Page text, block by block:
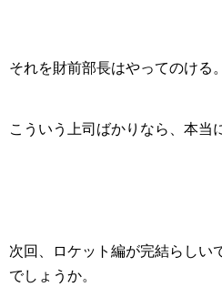
それを財前部長はやってのける。
こういう上司ばかりなら、本当
次回、ロケット編が完結らしい
でしょうか。